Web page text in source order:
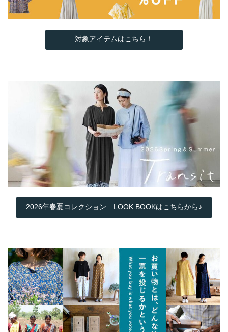
対象アイテムはこちら！
2026年春夏コレクション LOOK BOOKはこちらから♪